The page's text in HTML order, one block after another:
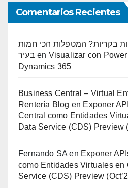
Comentarios Recientes
בקריות? המטפלות הכי חמות
בעיר en Visualizar con
Dynamics 365
Business Central – Virtual
Rentería Blog en Exponer
Central como Entidades
Data Service (CDS) Preview
Fernando SA en Exponer
como Entidades Virtuales en
Service (CDS) Preview